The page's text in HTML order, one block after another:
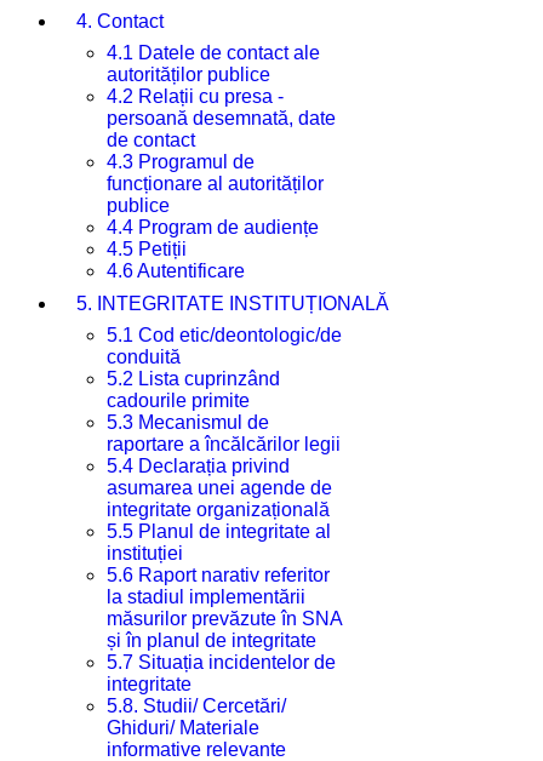
4. Contact
4.1 Datele de contact ale
autorităților publice
4.2 Relații cu presa -
persoană desemnată, date
de contact
4.3 Programul de
funcționare al autorităților
publice
4.4 Program de audiențe
4.5 Petiții
4.6 Autentificare
5. INTEGRITATE INSTITUȚIONALĂ
5.1 Cod etic/deontologic/de
conduită
5.2 Lista cuprinzând
cadourile primite
5.3 Mecanismul de
raportare a încălcărilor legii
5.4 Declarația privind
asumarea unei agende de
integritate organizațională
5.5 Planul de integritate al
instituției
5.6 Raport narativ referitor
la stadiul implementării
măsurilor prevăzute în SNA
și în planul de integritate
5.7 Situația incidentelor de
integritate
5.8. Studii/ Cercetări/
Ghiduri/ Materiale
informative relevante